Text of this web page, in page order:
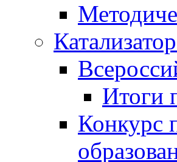
Итоги
Конкурс